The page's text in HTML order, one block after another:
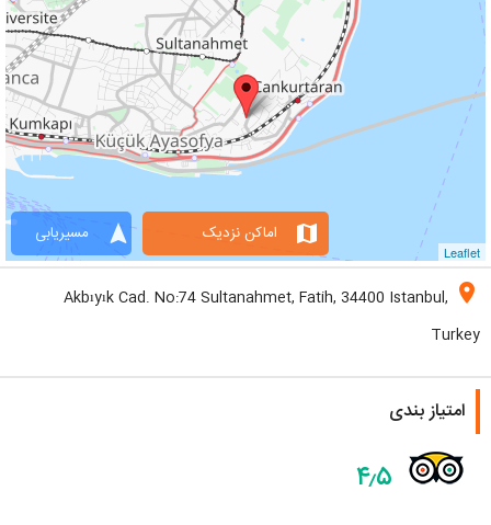
Leaflet
navigation مسیریابی map اماکن نزدیک
location_on
Akbıyık Cad. No:74 Sultanahmet, Fatih, 34400 Istanbul,
Turkey
امتیاز بندی
۴٫۵